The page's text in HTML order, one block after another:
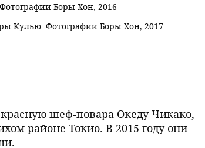
Боры Хон, 2016
Кулью. Фотографии Боры Хон, 2017
шеф-повара Океду Чикако,
районе Токио. В 2015 году они